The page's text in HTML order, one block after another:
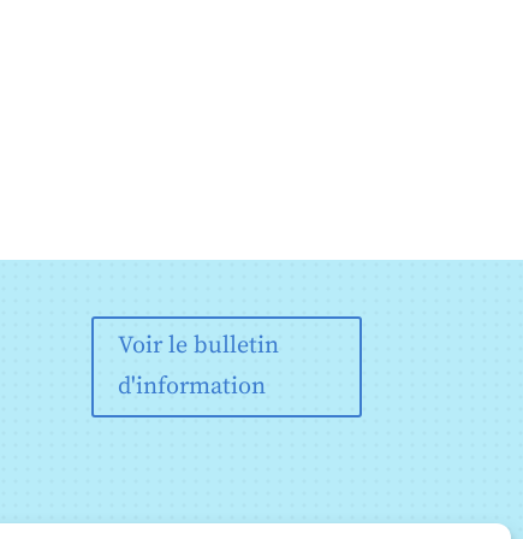
Voir le bulletin
d'information